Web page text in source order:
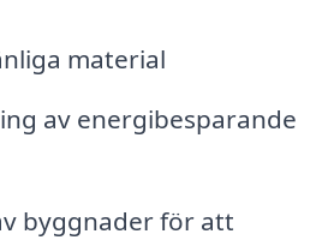
material
av energibesparande
byggnader för att